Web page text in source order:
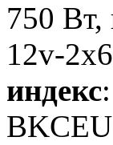
750 Вт,
12v-
индекс
BKCEU